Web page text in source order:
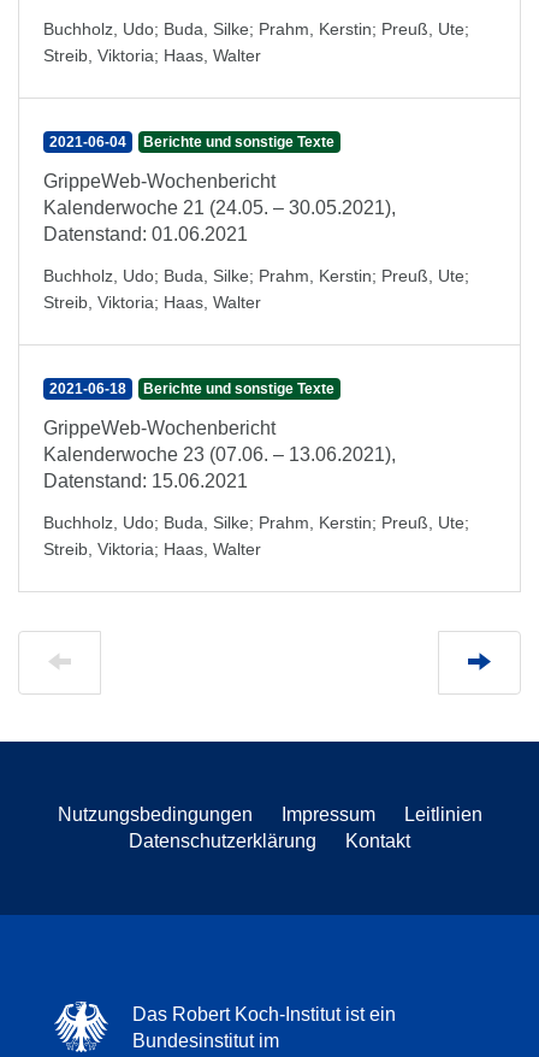
Buchholz, Udo; Buda, Silke; Prahm, Kerstin; Preuß, Ute;
Streib, Viktoria; Haas, Walter
2021-06-04 Berichte und sonstige Texte
GrippeWeb-Wochenbericht
Kalenderwoche 21 (24.05. – 30.05.2021),
Datenstand: 01.06.2021
Buchholz, Udo; Buda, Silke; Prahm, Kerstin; Preuß, Ute;
Streib, Viktoria; Haas, Walter
2021-06-18 Berichte und sonstige Texte
GrippeWeb-Wochenbericht
Kalenderwoche 23 (07.06. – 13.06.2021),
Datenstand: 15.06.2021
Buchholz, Udo; Buda, Silke; Prahm, Kerstin; Preuß, Ute;
Streib, Viktoria; Haas, Walter
Nutzungsbedingungen Impressum
Leitlinien
Datenschutzerklärung
Kontakt
Das Robert Koch-Institut ist ein
Bundesinstitut im